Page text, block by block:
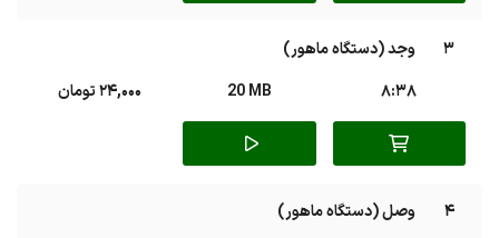
3
وجد (دستگاه ماهور)
8:38
20 MB 24,000 تومان
4
وصل (دستگاه ماهور)